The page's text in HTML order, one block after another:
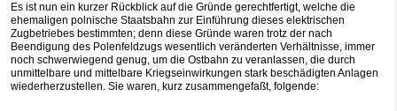
Es ist nun ein kurzer Rückblick auf die Gründe gerechtfertigt, welche die
ehemaligen polnische Staatsbahn zur Einführung dieses elektrischen
Zugbetriebes bestimmten; denn diese Gründe waren trotz der nach
Beendigung des Polenfeldzugs wesentlich veränderten Verhältnisse, immer
noch schwerwiegend genug, um die Ostbahn zu veranlassen, die durch
unmittelbare und mittelbare Kriegseinwirkungen stark beschädigten Anlagen
wiederherzustellen. Sie waren, kurz zusammengefaßt, folgende: